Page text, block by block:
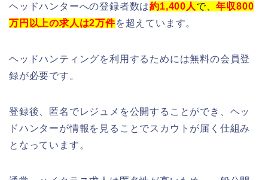
ヘッドハンターへの登録者数は約1,400人 で、年収800
万円以上の求人は2万件を超えています。
ヘッドハンティングを利用するためには無料の会員登
録が必要です。
登録後、匿名でレジュメを公開することができ、ヘッ
ドハンターが情報を見ることでスカウトが届く仕組み
となっています。